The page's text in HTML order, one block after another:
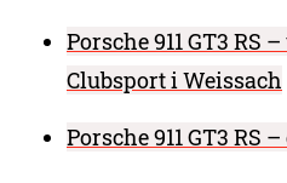
Porsche 911 GT3 RS
Clubsport i Weissach
Porsche 911 GT3 RS